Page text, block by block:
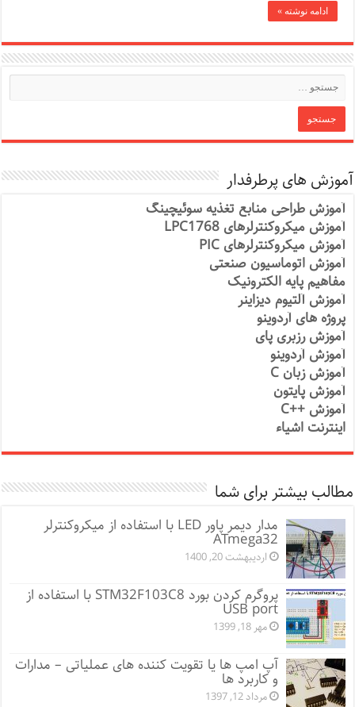
ادامه نوشته »
آموزش های پرطرفدار
آموزش طراحی منابع تغذیه سوئیچینگ
آموزش میکروکنترلرهای LPC1768
آموزش میکروکنترلرهای PIC
آموزش اتوماسیون صنعتی
مفاهیم پایه الکترونیک
آموزش آلتیوم دیزاینر
پروژه های آردوینو
آموزش رزبری پای
آموزش آردوینو
آموزش زبان C
آموزش پایتون
آموزش ++C
اینترنت اشیاء
مطالب بیشتر برای شما
مدار دیمر پاور LED با استفاده از میکروکنترلر
ATmega32
اردیبهشت 20, 1400
پروگرم کردن بورد STM32F103C8 با استفاده از
USB port
مهر 18, 1399
آپ امپ ها یا تقویت کننده های عملیاتی – مدارات
و کاربرد ها
مرداد 12, 1397